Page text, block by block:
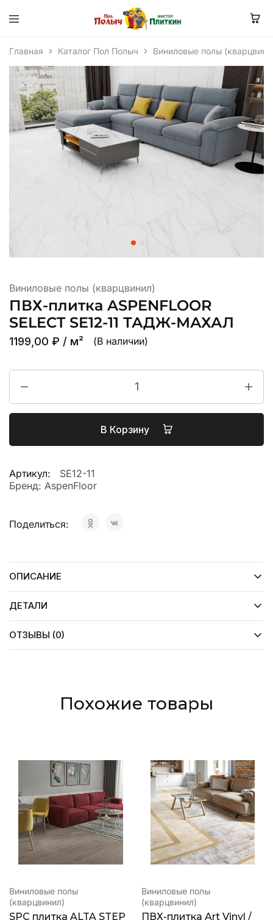
Главная Каталог Пол Полыч Виниловые полы
Виниловые полы (кварцвинил)
ПВХ-плитка ASPENFLOOR
SELECT SE12-11 ТАДЖ-МАХАЛ
1199,00 ₽ / м² (В наличии)
В Корзину
Артикул:
SE12-11
Бренд: AspenFloor
Поделиться:
ОПИСАНИЕ
ДЕТАЛИ
ОТЗЫВЫ (0)
Похожие товары
Виниловые полы
(кварцвинил)
SPC плитка ALTA STEP
Виниловые полы
(кварцвинил)
ПВХ-плитка Art Vinyl /